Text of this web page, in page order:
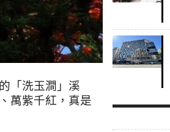
「洗玉澗」溪
萬紫千紅，真是